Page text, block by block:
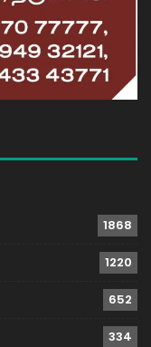
1868
1220
652
334